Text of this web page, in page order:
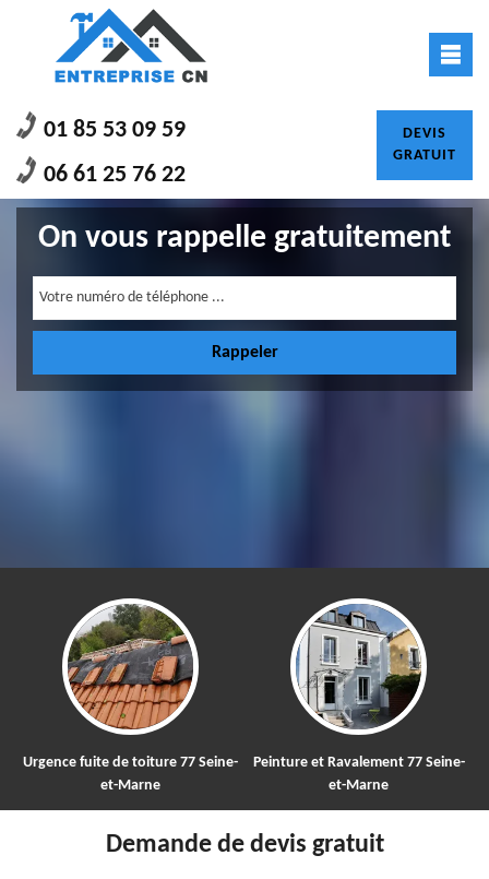
01 85 53 09 59
06 61 25 76 22
DEVIS
GRATUIT
On vous rappelle gratuitement
Urgence fuite de toiture 77 Seine-
et-Marne
Peinture et Ravalement 77 Seine-
et-Marne
Demande de devis gratuit